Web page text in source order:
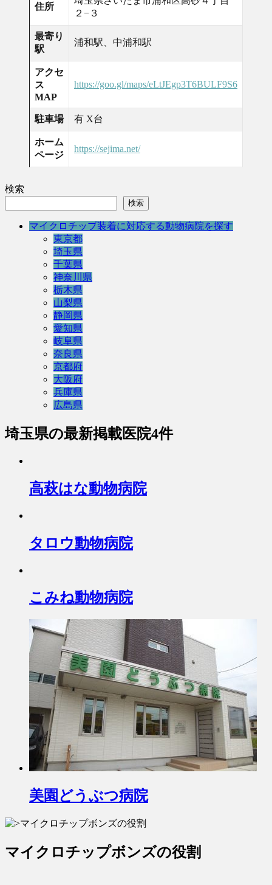
住所
２−３
最寄り
駅
浦和駅、中浦和駅
アクセ
ス
MAP
https://goo.gl/maps/eLtJEgp3T6BULF9S6
駐車場 有 X台
ホーム
ページ
https://sejima.net/
検索
検索
マイクロチップ装着に対応する動物病院を探す
東京都
埼玉県
千葉県
神奈川県
栃木県
山梨県
静岡県
愛知県
岐阜県
奈良県
京都府
大阪府
兵庫県
広島県
埼玉県の最新掲載医院4件
高萩はな動物病院
タロウ動物病院
こみね動物病院
美園どうぶつ病院
マイクロチップボンズの役割